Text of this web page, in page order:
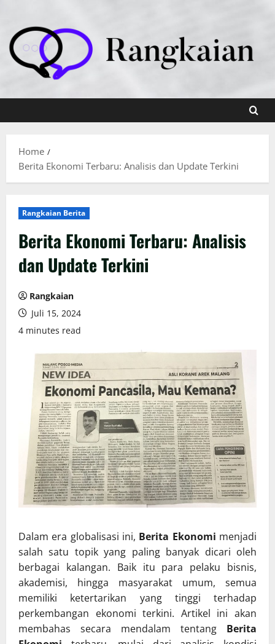
content
Home
Berita Ekonomi Terbaru: Analisis dan Update Terkini
Rangkaian Berita
Berita Ekonomi Terbaru: Analisis
dan Update Terkini
Rangkaian
Juli 15, 2024
4 minutes read
Dalam era globalisasi ini, Berita Ekonomi menjadi
salah satu topik yang paling banyak dicari oleh
berbagai kalangan. Baik itu para pelaku bisnis,
akademisi, hingga masyarakat umum, semua
memiliki ketertarikan yang tinggi terhadap
perkembangan ekonomi terkini. Artikel ini akan
membahas secara mendalam tentang Berita